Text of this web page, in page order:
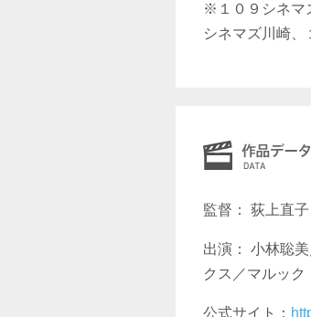
※１０９シネマ
シネマズ川崎
監督： 荻上直子
出演： 小林聡
クス／マルック
公式サイト：